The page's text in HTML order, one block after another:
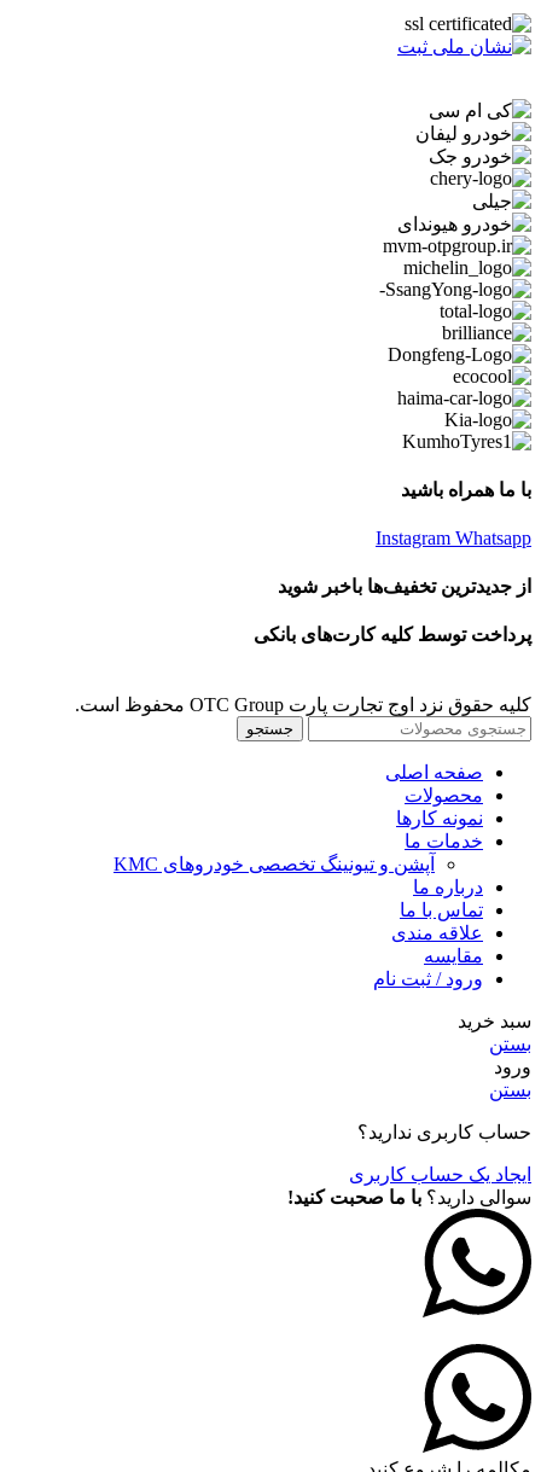
با ما همراه باشید
Instagram Whatsapp
از جدیدترین تخفیف‌ها باخبر شوید
پرداخت توسط کلیه کارت‌های بانکی
کلیه حقوق نزد اوج تجارت پارت OTC Group محفوظ است.
جستجو
صفحه اصلی
محصولات
نمونه کارها
خدمات ما
آپشن و تیونینگ تخصصی خودروهای KMC
درباره ما
تماس با ما
علاقه مندی
مقايسه
ورود / ثبت نام
سبد خرید
بستن
ورود
بستن
حساب کاربری ندارید؟
ایجاد یک حساب کاربری
سوالی دارید؟ با ما صحبت کنید!